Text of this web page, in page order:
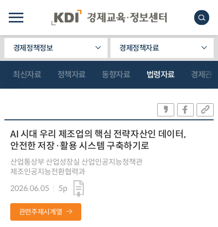
경제정책정보 경제정책자료
최신자료 정책자료 동향자료 법령자료 경제관
AI 시대 우리 제조업의 핵심 전략자산인 데이터,
안전한 저장·활용 시스템 구축하기로
산업통상부 산업성장실 산업인공지능정책관
제조인공지능전환협력과
2026.06.05
5p
관련주제시계열